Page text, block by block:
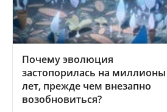
Почему эволюция
застопорилась на миллионы
лет, прежде чем внезапно
возобновиться?